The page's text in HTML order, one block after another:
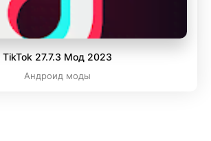
TikTok 27.7.3 Мод 2023
Андроид моды